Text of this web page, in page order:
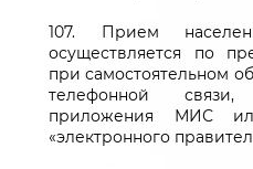
107. Прием
осуществляется по
при самостоятельном
телефонной
приложения МИС
«электронного